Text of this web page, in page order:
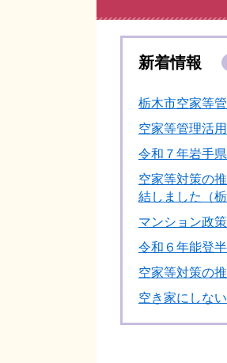
新着情報
栃木市空家等
空家等管理活
令和７年岩手
空家等対策の
結しました（
マンション政
令和６年能登
空家等対策の
空き家にしな